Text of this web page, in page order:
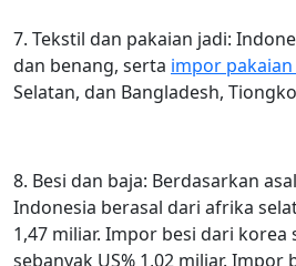
7. Tekstil dan pakaian jadi:
dan benang, serta impor
Selatan, dan Bangladesh,
8. Besi dan baja: Berdasarkan
Indonesia berasal dari afrika
1,47 miliar. Impor besi dari korea
sebanyak US% 1,02 miliar. Impor